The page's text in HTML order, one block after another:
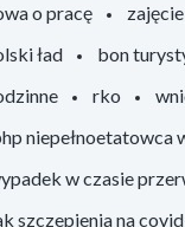
o pracę
ład bon
rko
niepełnoetatowca
w czasie
szczepienia na